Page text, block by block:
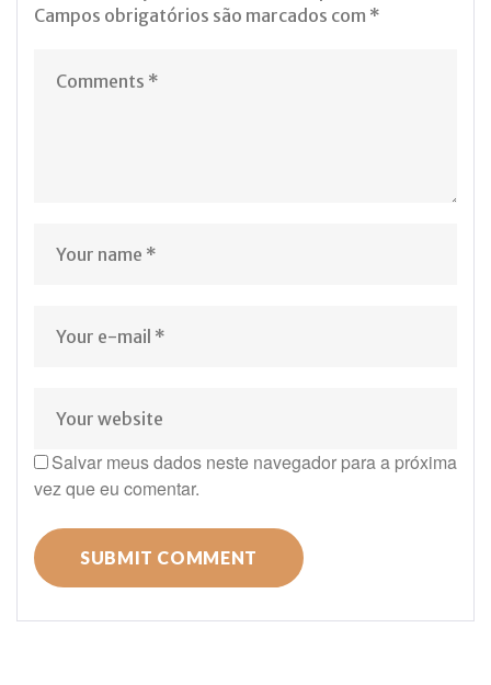
Campos obrigatórios são marcados com *
Salvar meus dados neste navegador para a próxima
vez que eu comentar.